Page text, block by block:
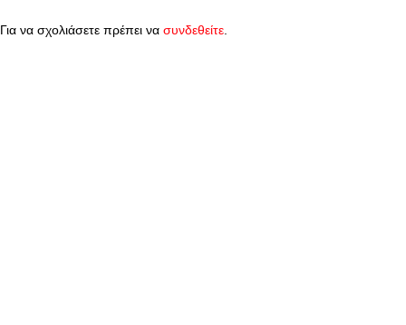
Για να σχολιάσετε πρέπει να συνδεθείτε